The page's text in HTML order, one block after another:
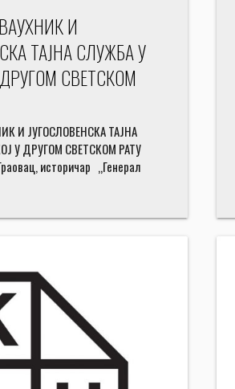
И
ТАЈНА СЛУЖБА У
СВЕТСКОМ
И ЈУГОСЛОВЕНСКА ТАЈНА
У ДРУГОМ СВЕТСКОМ РАТУ
историчар „Генерал